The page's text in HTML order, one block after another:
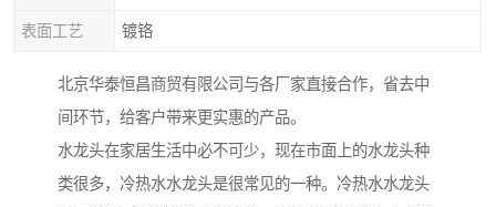
表面工艺 镀铬
北京华泰恒昌商贸有限公司与各厂家直接合作，省去中
间环节，给客户带来更实惠的产品。
水龙头在家居生活中必不可少，现在市面上的水龙头种
类很多，冷热水水龙头是很常见的一种。冷热水水龙头